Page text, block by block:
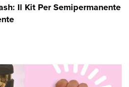
Il Kit Per Semipermanente